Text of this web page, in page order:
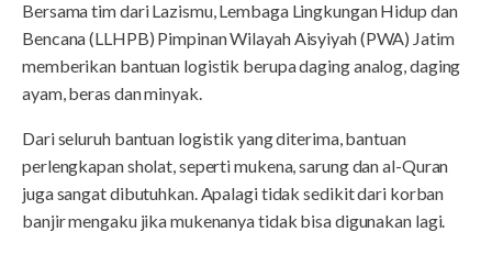
Bersama tim dari Lazismu, Lembaga Lingkungan Hidup dan
Bencana (LLHPB) Pimpinan Wilayah Aisyiyah (PWA) Jatim
memberikan bantuan logistik berupa daging analog, daging
ayam, beras dan minyak.
Dari seluruh bantuan logistik yang diterima, bantuan
perlengkapan sholat, seperti mukena, sarung dan al-Quran
juga sangat dibutuhkan. Apalagi tidak sedikit dari korban
banjir mengaku jika mukenanya tidak bisa digunakan lagi.